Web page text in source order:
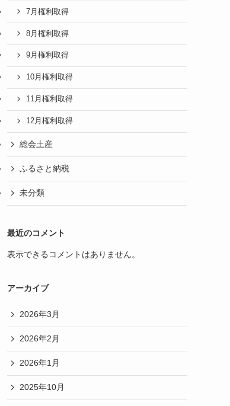
7月権利取得
8月権利取得
9月権利取得
10月権利取得
11月権利取得
12月権利取得
総会土産
ふるさと納税
未分類
最近のコメント
表示できるコメントはありません。
アーカイブ
2026年3月
2026年2月
2026年1月
2025年10月